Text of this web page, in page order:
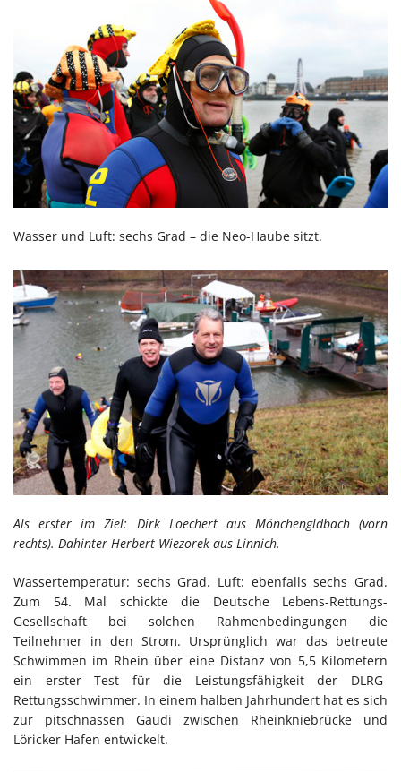
Wasser und Luft: sechs Grad – die Neo-Haube sitzt.
Als erster im Ziel: Dirk Loechert aus Mönchengldbach (vorn
rechts). Dahinter Herbert Wiezorek aus Linnich.
Wassertemperatur: sechs Grad. Luft: ebenfalls sechs Grad.
Zum 54. Mal schickte die Deutsche Lebens-Rettungs-
Gesellschaft bei solchen Rahmenbedingungen die
Teilnehmer in den Strom. Ursprünglich war das betreute
Schwimmen im Rhein über eine Distanz von 5,5 Kilometern
ein erster Test für die Leistungsfähigkeit der DLRG-
Rettungsschwimmer. In einem halben Jahrhundert hat es sich
zur pitschnassen Gaudi zwischen Rheinkniebrücke und
Löricker Hafen entwickelt.